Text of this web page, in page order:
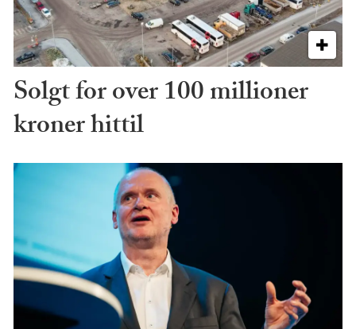
Solgt for over 100 millioner
kroner hittil